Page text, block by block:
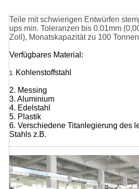
Teile mit schwierigen Entwürfen
ups min. Toleranzen bis 0.01mm
Zoll), Monatskapazität zu 100
Verfügbares Material:
1. Kohlenstoffstahl
2. Messing
3. Aluminium
4. Edelstahl
5. Plastik
6. Verschiedene Titanlegierung des
Stahls z.B.